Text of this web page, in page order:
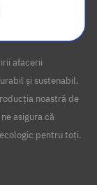
afacerii
și sustenabil.
noastră de
asigura că
pentru toți.